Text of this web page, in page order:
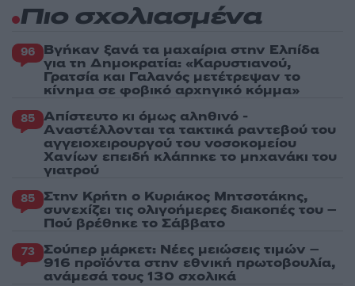
Πιο σχολιασμένα
96 Βγήκαν ξανά τα μαχαίρια στην Ελπίδα
για τη Δημοκρατία: «Καρυστιανού,
Γρατσία και Γαλανός μετέτρεψαν το
κίνημα σε φοβικό αρχηγικό κόμμα»
85 Απίστευτο κι όμως αληθινό -
Aναστέλλονται τα τακτικά ραντεβού του
αγγειοχειρουργού του νοσοκομείου
Χανίων επειδή κλάπηκε το μηχανάκι του
γιατρού
85 Στην Κρήτη ο Κυριάκος Μητσοτάκης,
συνεχίζει τις ολιγοήμερες διακοπές του –
Πού βρέθηκε το Σάββατο
73 Σούπερ μάρκετ: Νέες μειώσεις τιμών –
916 προϊόντα στην εθνική πρωτοβουλία,
ανάμεσά τους 130 σχολικά